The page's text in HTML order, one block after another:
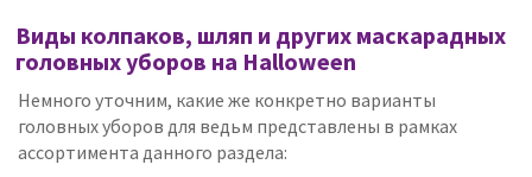
Виды колпаков, шляп и других маскарадных
головных уборов на Halloween
Немного уточним, какие же конкретно варианты
головных уборов для ведьм представлены в рамках
ассортимента данного раздела: